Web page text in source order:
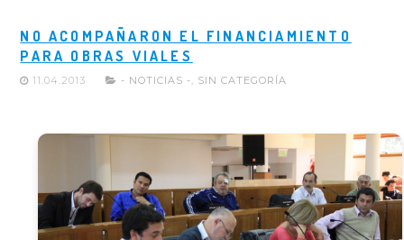
NO ACOMPAÑARON EL FINANCIAMIENTO
PARA OBRAS VIALES
11.04.2013 - NOTICIAS - SIN CATEGORÍA